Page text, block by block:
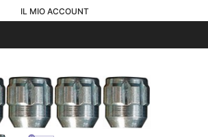
IL MIO ACCOUNT